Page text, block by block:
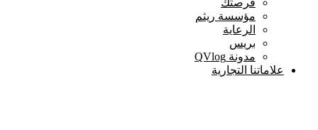
فرصتك
مؤسسة ريثم
الرعاية
بريس
مدونة QVlog
علاماتنا التجارية